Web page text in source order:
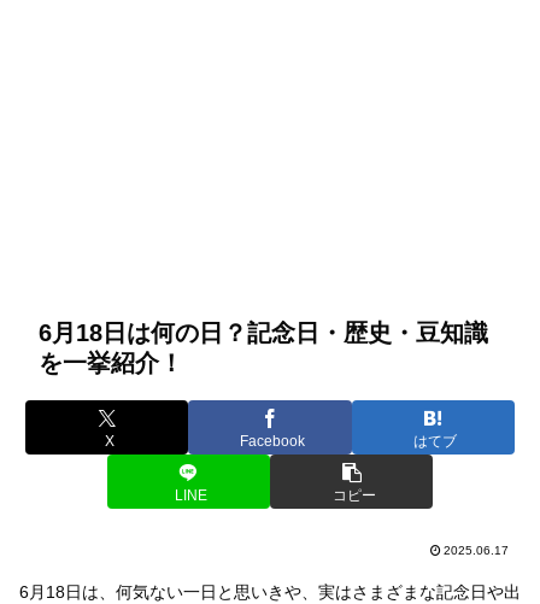
6月18日は何の日？記念日・歴史・豆知識
を一挙紹介！
X Facebook はてブ
LINE コピー
2025.06.17
6月18日は、何気ない一日と思いきや、実はさまざまな記念日や出